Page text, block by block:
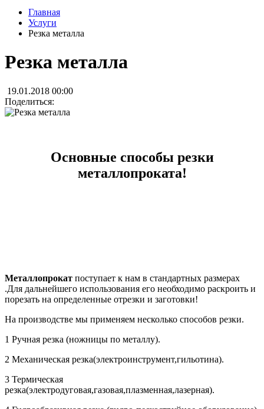
Главная
Услуги
Резка металла
Резка металла
19.01.2018 00:00
Поделиться:
Основные способы резки
металлопроката!
Металлопрокат поступает к нам в стандартных размерах
.Для дальнейшего использования его необходимо раскроить и
порезать на определенные отрезки и заготовки!
На производстве мы применяем несколько способов резки.
1 Ручная резка (ножницы по металлу).
2 Механическая резка(электроинструмент,гильотина).
3 Термическая
резка(электродуговая,газовая,плазменная,лазерная).